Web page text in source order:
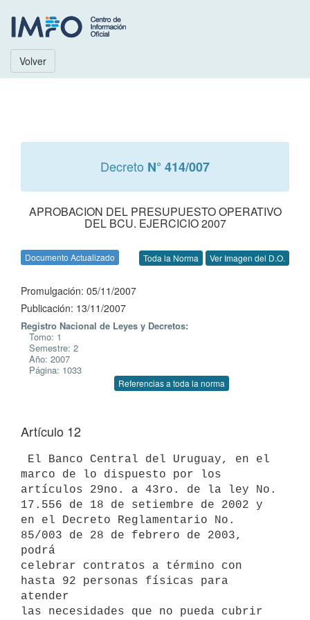
Volver
Decreto N° 414/007
APROBACION DEL PRESUPUESTO OPERATIVO
DEL BCU. EJERCICIO 2007
Documento Actualizado Toda la Norma Ver Imagen del D.O.
Promulgación: 05/11/2007
Publicación: 13/11/2007
Registro Nacional de Leyes y Decretos:
Tomo: 1
Semestre: 2
Año: 2007
Página: 1033
Referencias a toda la norma
Artículo 12
marco de lo dispuesto por los
artículos 29no. a 43ro. de la ley No.
17.556 de 18 de setiembre de 2002 y
en el Decreto Reglamentario No.
85/003 de 28 de febrero de 2003,
podrá
celebrar contratos a término con
hasta 92 personas físicas para
atender
las necesidades que no pueda cubrir